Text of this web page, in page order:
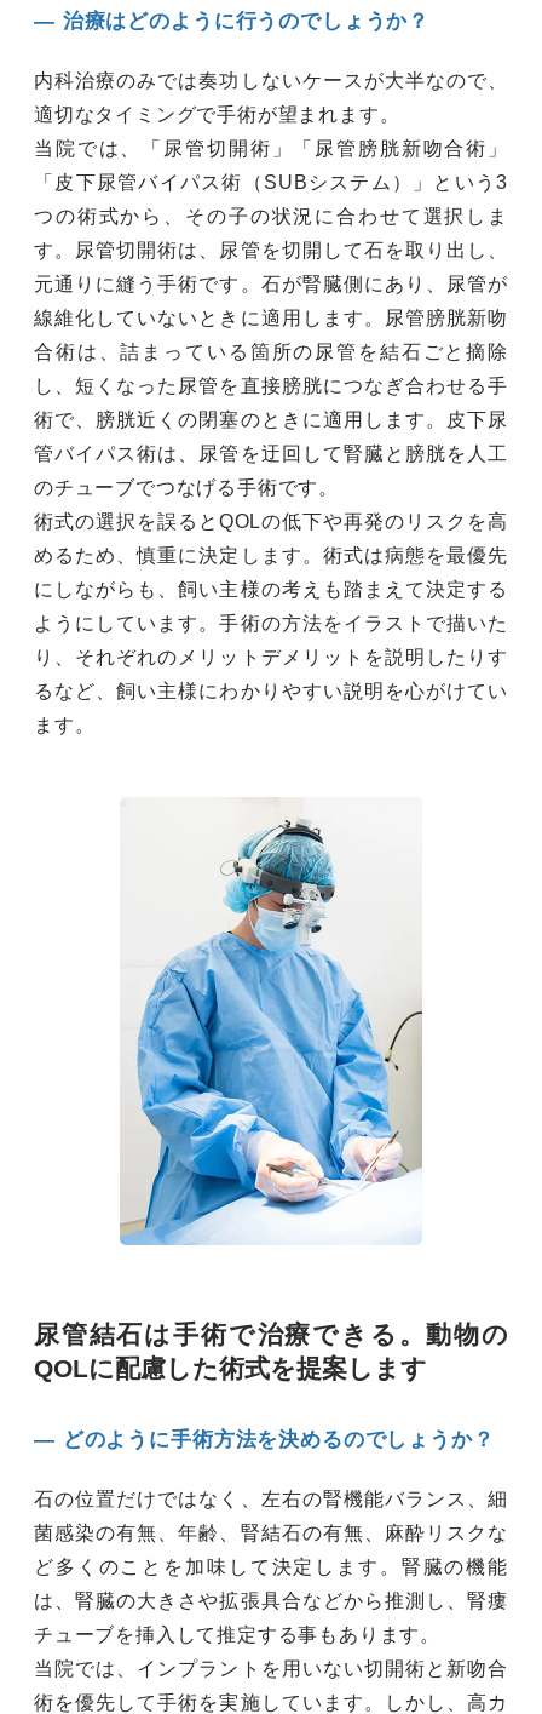
― 治療はどのように行うのでしょうか？
内科治療のみでは奏功しないケースが大半なので、
適切なタイミングで手術が望まれます。
当院では、「尿管切開術」「尿管膀胱新吻合術」
「皮下尿管バイパス術（SUBシステム）」という3
つの術式から、その子の状況に合わせて選択しま
す。尿管切開術は、尿管を切開して石を取り出し、
元通りに縫う手術です。石が腎臓側にあり、尿管が
線維化していないときに適用します。尿管膀胱新吻
合術は、詰まっている箇所の尿管を結石ごと摘除
し、短くなった尿管を直接膀胱につなぎ合わせる手
術で、膀胱近くの閉塞のときに適用します。皮下尿
管バイパス術は、尿管を迂回して腎臓と膀胱を人工
のチューブでつなげる手術です。
術式の選択を誤るとQOLの低下や再発のリスクを高
めるため、慎重に決定します。術式は病態を最優先
にしながらも、飼い主様の考えも踏まえて決定する
ようにしています。手術の方法をイラストで描いた
り、それぞれのメリットデメリットを説明したりす
るなど、飼い主様にわかりやすい説明を心がけてい
ます。
尿管結石は手術で治療できる。動物の
QOLに配慮した術式を提案します
― どのように手術方法を決めるのでしょうか？
石の位置だけではなく、左右の腎機能バランス、細
菌感染の有無、年齢、腎結石の有無、麻酔リスクな
ど多くのことを加味して決定します。腎臓の機能
は、腎臓の大きさや拡張具合などから推測し、腎瘻
チューブを挿入して推定する事もあります。
当院では、インプラントを用いない切開術と新吻合
術を優先して手術を実施しています。しかし、高カ